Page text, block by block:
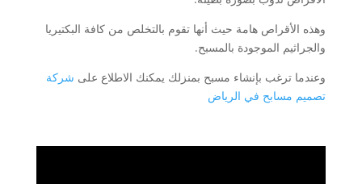
وهذه الأقراص هامة حيث أنها تقوم بالتخلص من كافة البكتيريا
والجراثيم الموجودة بالمسبح.
وعندما ترغب بإنشاء مسبح بمنزلك يمكنك الاطلاع على شركة
تصميم مسابح في الرياض